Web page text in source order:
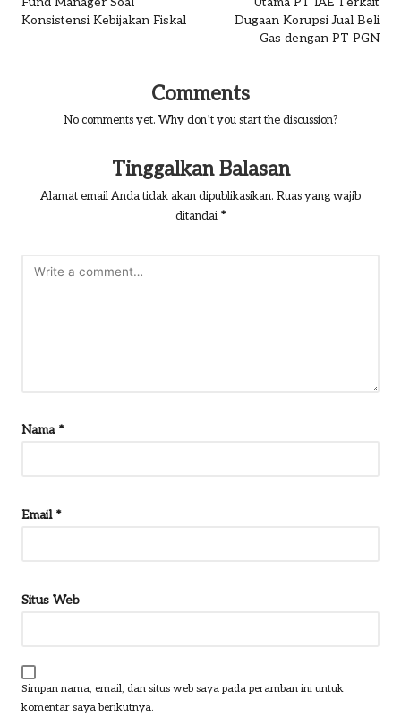
Konsistensi Kebijakan Fiskal
Dugaan Korupsi Jual Beli
Gas dengan PT PGN
Comments
No comments yet. Why don’t you start the discussion?
Tinggalkan Balasan
Alamat email Anda tidak akan dipublikasikan. Ruas yang wajib
ditandai *
Nama *
Email *
Situs Web
Simpan nama, email, dan situs web saya pada peramban ini untuk
komentar saya berikutnya.